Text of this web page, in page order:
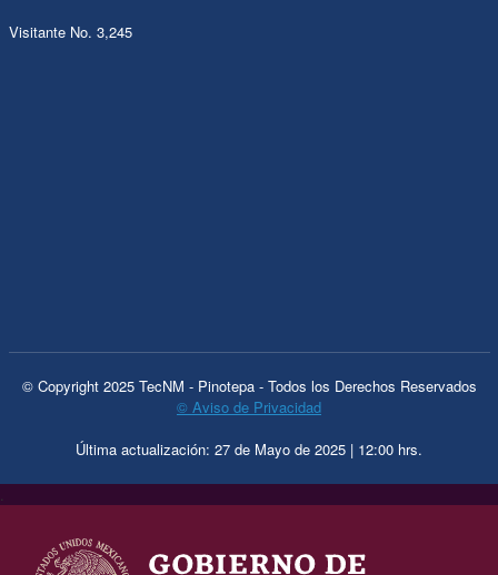
Visitante No. 3,245
© Copyright 2025 TecNM - Pinotepa - Todos los Derechos Reservados
© Aviso de Privacidad
Última actualización: 27 de Mayo de 2025 | 12:00 hrs.
.